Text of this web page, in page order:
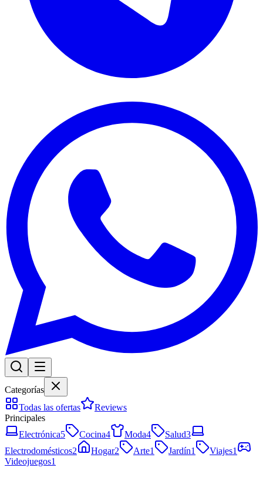
Categorías
Todas las ofertas
Reviews
Principales
Electrónica5 Cocina4 Moda4 Salud3
Electrodomésticos2 Hogar2 Arte1 Jardín1 Viajes1
Videojuegos1